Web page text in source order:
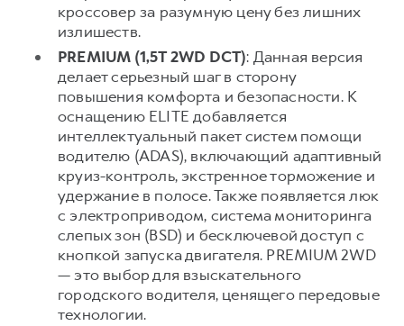
кроссовер за разумную цену без лишних
излишеств.
PREMIUM (1,5T 2WD DCT): Данная версия
делает серьезный шаг в сторону
повышения комфорта и безопасности. К
оснащению ELITE добавляется
интеллектуальный пакет систем помощи
водителю (ADAS), включающий адаптивный
круиз-контроль, экстренное торможение и
удержание в полосе. Также появляется люк
с электроприводом, система мониторинга
слепых зон (BSD) и бесключевой доступ с
кнопкой запуска двигателя. PREMIUM 2WD
— это выбор для взыскательного
городского водителя, ценящего передовые
технологии.